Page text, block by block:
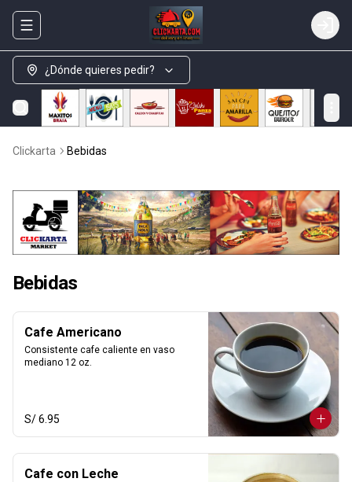
Abrir menu de navegación Login
¿Dónde quieres pedir?
Clickarta Bebidas
Bebidas
Cafe Americano
Consistente cafe caliente en vaso
mediano 12 oz.
S/ 6.95
Cafe con Leche